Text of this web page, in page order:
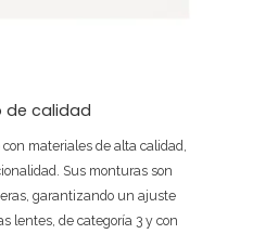
de calidad
materiales de alta calidad,
Sus monturas son
garantizando un ajuste
lentes, de categoría 3 y con